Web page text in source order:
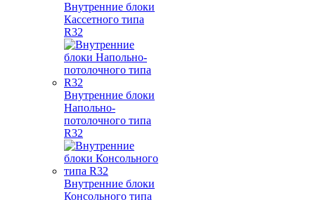
Внутренние блоки
Кассетного типа
R32
Внутренние блоки
Напольно-
потолочного типа
R32
Внутренние блоки
Консольного типа